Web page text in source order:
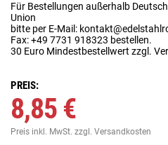
Für Bestellungen außerhalb
Union
bitte per E-Mail:
Fax: +49 7731 918323 bestellen.
30 Euro Mindestbestellwert zzgl.
PREIS:
8,85 €
Preis inkl. MwSt. zzgl. Versandkosten